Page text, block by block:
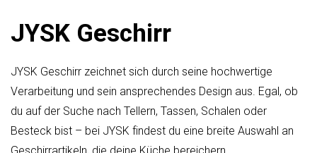
JYSK Geschirr
JYSK Geschirr zeichnet sich durch seine hochwertige
Verarbeitung und sein ansprechendes Design aus. Egal, ob
du auf der Suche nach Tellern, Tassen, Schalen oder
Besteck bist – bei JYSK findest du eine breite Auswahl an